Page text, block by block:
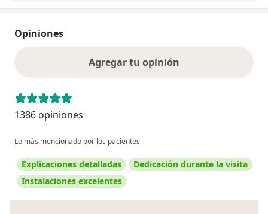
Opiniones
Agregar tu opinión
1386 opiniones
Lo más mencionado por los pacientes
Explicaciones detalladas
Dedicación durante la visita
Instalaciones excelentes